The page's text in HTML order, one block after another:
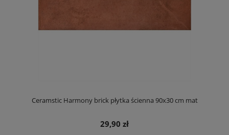
Ceramstic Harmony brick płytka ścienna 90x30 cm mat
29,90 zł